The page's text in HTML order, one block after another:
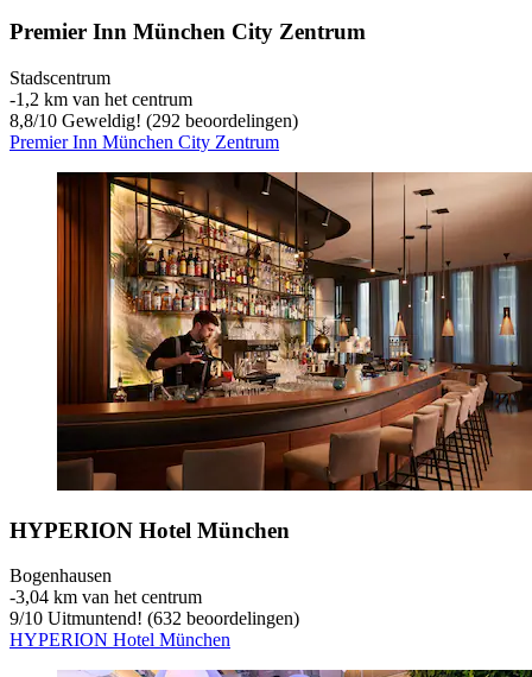
Premier Inn München City Zentrum
Stadscentrum
‐1,2 km van het centrum
8,8/10 Geweldig! (292 beoordelingen)
Premier Inn München City Zentrum
HYPERION Hotel München
Bogenhausen
‐3,04 km van het centrum
9/10 Uitmuntend! (632 beoordelingen)
HYPERION Hotel München